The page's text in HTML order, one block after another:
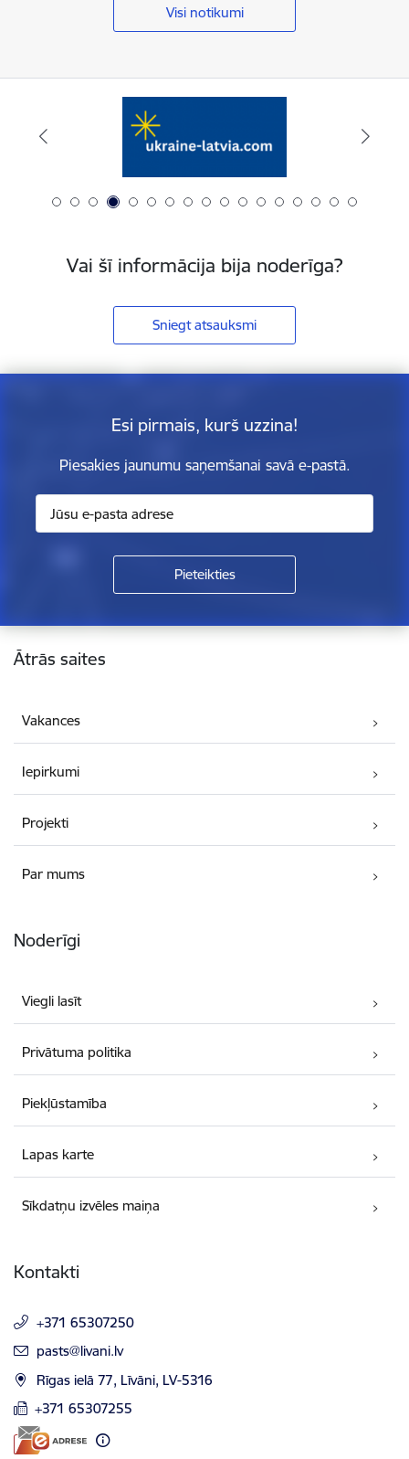
Visi notikumi
Vai šī informācija bija noderīga?
Sniegt atsauksmi
Esi pirmais, kurš uzzina!
Piesakies jaunumu saņemšanai savā e-pastā.
Kājene
Ātrās saites
Vakances
Iepirkumi
Projekti
Par mums
Noderīgi
Viegli lasīt
Privātuma politika
Piekļūstamība
Lapas karte
Sīkdatņu izvēles maiņa
Kontakti
+371 65307250
E-pasts:
pasts@livani.lv
Rīgas ielā 77, Līvāni, LV-5316
+371 65307255